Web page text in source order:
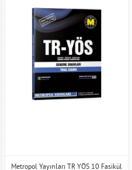
Metropol Yayınları TR YÖS 10 Fasikül